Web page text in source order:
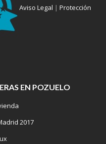
Aviso Legal | Protección
EN POZUELO
2017